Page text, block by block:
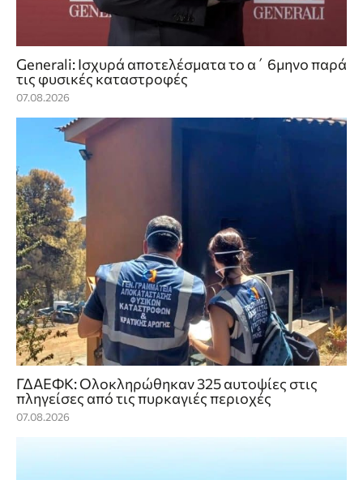
Generali: Ισχυρά αποτελέσματα το α΄ 6μηνο παρά
τις φυσικές καταστροφές
07.08.2026
ΓΔΑΕΦΚ: Ολοκληρώθηκαν 325 αυτοψίες στις
πληγείσες από τις πυρκαγιές περιοχές
07.08.2026